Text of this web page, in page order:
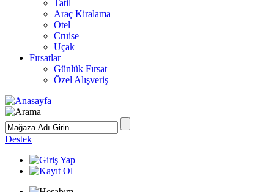
Tatil
Araç Kiralama
Otel
Cruise
Uçak
Fırsatlar
Günlük Fırsat
Özel Alışveriş
Destek